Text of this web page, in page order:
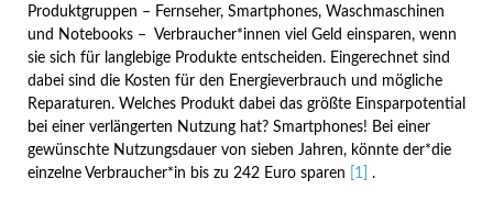
Produktgruppen – Fernseher, Smartphones, Waschmaschinen
und Notebooks – Verbraucher*innen viel Geld einsparen, wenn
sie sich für langlebige Produkte entscheiden. Eingerechnet sind
dabei sind die Kosten für den Energieverbrauch und mögliche
Reparaturen. Welches Produkt dabei das größte Einsparpotential
bei einer verlängerten Nutzung hat? Smartphones! Bei einer
gewünschte Nutzungsdauer von sieben Jahren, könnte der*die
einzelne Verbraucher*in bis zu 242 Euro sparen
[1] .